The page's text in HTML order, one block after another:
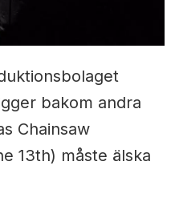
bakom andra
Chainsaw
13th) måste älska